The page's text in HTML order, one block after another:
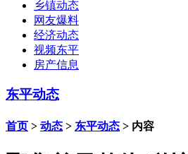
乡镇动态
网友爆料
经济动态
视频东平
房产信息
东平动态
首页 > 动态 > 东平动态 > 内容